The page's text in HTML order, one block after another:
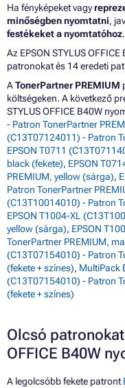
Ha fényképeket vagy
minőségben nyomtatni,
festékeket a nyomtatóhoz.
Az EPSON STYLUS
patronokat és 14 eredeti
ATonerPartner PREMIUM
költségeken. A következő
STYLUS OFFICE B40W
- Patron TonerPartner
(C13T07124011) - Patron
EPSON T0711
black (fekete), EPSON
PREMIUM, yellow (sárga),
Patron TonerPartner
(C13T10014010) - Patron
EPSON T1004-XL
yellow (sárga), EPSON
TonerPartner PREMIUM,
(C13T07154010) - Patron
(fekete + színes), MultiPack
(C13T07154010) - Patron
(fekete + színes)
Olcsó patronokat
OFFICE B40W
A legolcsóbb fekete patront